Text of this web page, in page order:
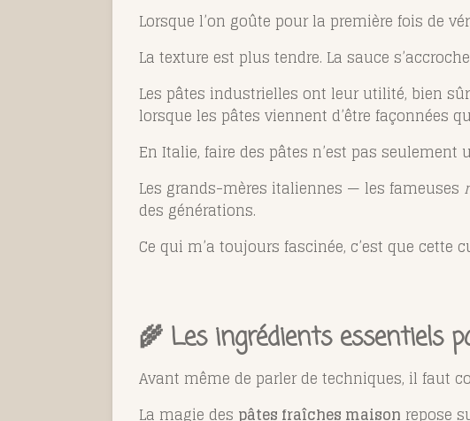
Lorsque l’on goûte pour la première fois de
La texture est plus tendre. La sauce
Les pâtes industrielles ont leur utilité, bien
lorsque les pâtes viennent d’être façonnées
En Italie, faire des pâtes n’est pas seulement
Les grands-mères italiennes — les fameuses
des générations.
Ce qui m’a toujours fascinée, c’est que cette
🌾 Les ingrédients essentiels
Avant même de parler de techniques, il faut
La magie des pâtes fraîches maison repose